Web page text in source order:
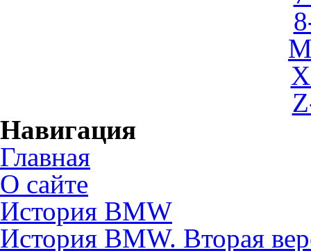
Навигация
Главная
О сайте
История BMW
История BMW. Вторая